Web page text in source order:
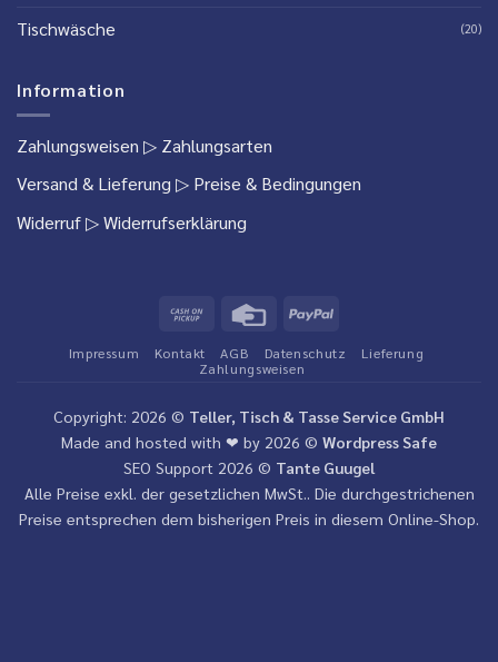
Tischwäsche (20)
Information
Zahlungsweisen ▷ Zahlungsarten
Versand & Lieferung ▷ Preise & Bedingungen
Widerruf▷ Widerrufserklärung
Cash
Pickup
Credit
PayPal
Impressum Kontakt AGB Datenschutz
Lieferung
Zahlungsweisen
Copyright: 2026 © Teller, Tisch & Tasse Service GmbH
Made and hosted with ❤ by 2026 © Wordpress Safe
SEO Support 2026 © Tante Guugel
Alle Preise exkl. der gesetzlichen MwSt.. Die durchgestrichenen
Preise entsprechen dem bisherigen Preis in diesem Online-Shop.